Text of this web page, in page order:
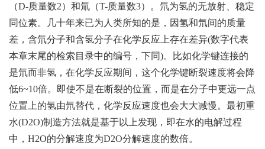
（D-质量数2）和氚（T-质量数3）。氘为氢的无放射、稳定
同位素。几十年来已为人类所知的是，因氢和氘间的质量
差，含氘分子和含氢分子在化学反应上存在差异(数字代表
本章末尾的检索目录中的编号，下同)。比如化学键连接的
是氘而非氢，在化学反应期间，这个化学键断裂速度将会降
低6~10倍。即使不是在断裂的位置，而是在分子中更远一点
位置上的氢由氘替代，化学反应速度也会大大减慢。最初重
水(D2O)制造方法就是基于以上发现，即在水的电解过程
中，H2O的分解速度为D2O分解速度的数倍。